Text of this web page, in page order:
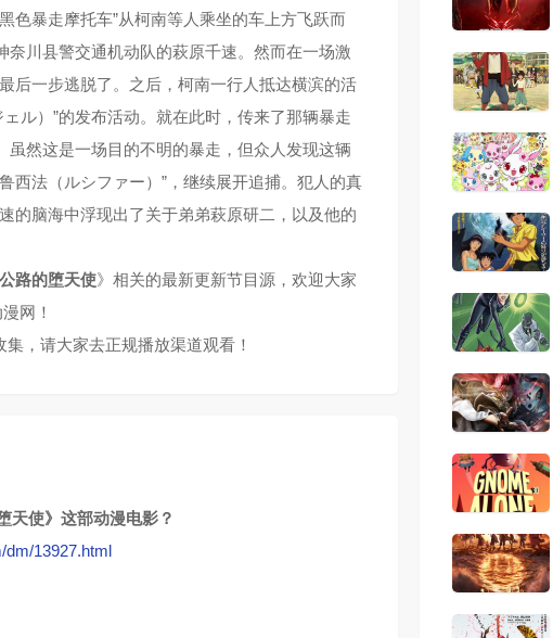
色暴走摩托车”从柯南等人乘坐的车上方飞跃而
川县警交通机动队的萩原千速。然而在一场激
后一步逃脱了。之后，柯南一行人抵达横滨的活
ル）”的发布活动。就在此时，传来了那辆暴走
虽然这是一场目的不明的暴走，但众人发现这辆
西法（ルシファー）”，继续展开追捕。犯人的真
的脑海中浮现出了关于弟弟萩原研二，以及他的
路的堕天使》相关的最新更新节目源，欢迎大家
网！
集，请大家去正规播放渠道观看！
天使》这部动漫电影？
dm/13927.html